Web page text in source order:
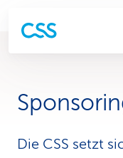
Die CSS setzt